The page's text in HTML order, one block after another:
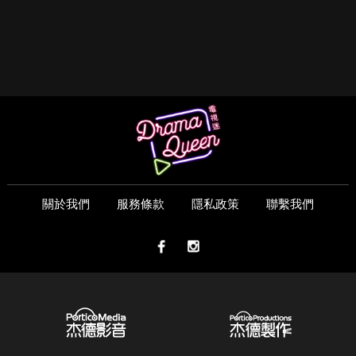
關於我們 服務條款 隱私政策 聯繫我們